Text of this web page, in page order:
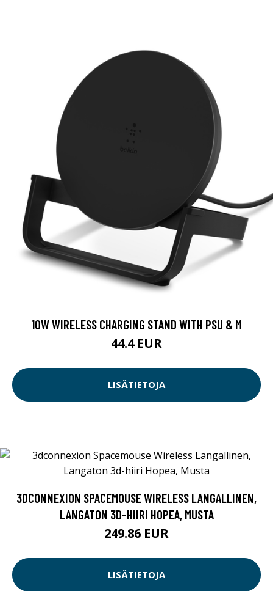
10W WIRELESS CHARGING STAND WITH PSU & M
44.4 EUR
LISÄTIETOJA
3DCONNEXION SPACEMOUSE WIRELESS LANGALLINEN,
LANGATON 3D-HIIRI HOPEA, MUSTA
249.86 EUR
LISÄTIETOJA